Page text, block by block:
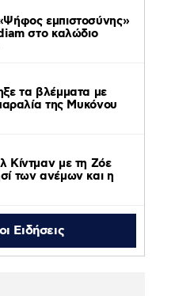
εμπιστοσύνης»
στο καλώδιο
τα βλέμματα με
της Μυκόνου
Κίντμαν με τη Ζόε
των ανέμων και η
Ειδήσεις